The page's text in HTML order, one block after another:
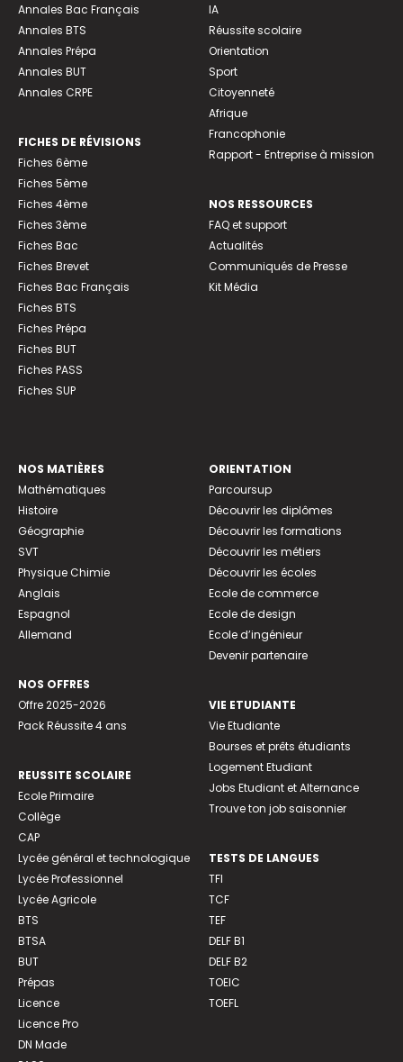
Annales Bac Français
Annales BTS
Annales Prépa
Annales BUT
Annales CRPE
FICHES DE RÉVISIONS
Fiches 6ème
Fiches 5ème
Fiches 4ème
Fiches 3ème
Fiches Bac
Fiches Brevet
Fiches Bac Français
Fiches BTS
Fiches Prépa
Fiches BUT
Fiches PASS
Fiches SUP
IA
Réussite scolaire
Orientation
Sport
Citoyenneté
Afrique
Francophonie
Rapport - Entreprise à mission
NOS RESSOURCES
FAQ et support
Actualités
Communiqués de Presse
Kit Média
NOS MATIÈRES
Mathématiques
Histoire
Géographie
SVT
Physique Chimie
Anglais
Espagnol
Allemand
NOS OFFRES
Offre 2025-2026
Pack Réussite 4 ans
REUSSITE SCOLAIRE
Ecole Primaire
Collège
CAP
Lycée général et technologique
Lycée Professionnel
Lycée Agricole
BTS
BTSA
BUT
Prépas
Licence
Licence Pro
DN Made
ORIENTATION
Parcoursup
Découvrir les diplômes
Découvrir les formations
Découvrir les métiers
Découvrir les écoles
Ecole de commerce
Ecole de design
Ecole d’ingénieur
Devenir partenaire
VIE ETUDIANTE
Vie Etudiante
Bourses et prêts étudiants
Logement Etudiant
Jobs Etudiant et Alternance
Trouve ton job saisonnier
TESTS DE LANGUES
TFI
TCF
TEF
DELF B1
DELF B2
TOEIC
TOEFL